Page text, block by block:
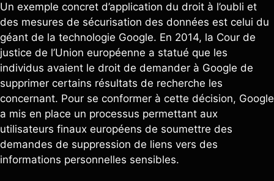
Un exemple concret d’application du droit à l’oubli et
des mesures de sécurisation des données est celui du
géant de la technologie Google. En 2014, la Cour de
justice de l’Union européenne a statué que les
individus avaient le droit de demander à Google de
supprimer certains résultats de recherche les
concernant. Pour se conformer à cette décision, Google
a mis en place un processus permettant aux
utilisateurs finaux européens de soumettre des
demandes de suppression de liens vers des
informations personnelles sensibles.